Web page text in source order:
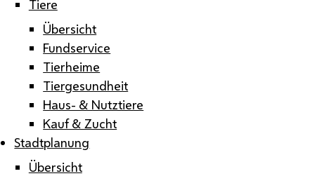
Tiere
Übersicht
Fundservice
Tierheime
Tiergesundheit
Haus- & Nutztiere
Kauf & Zucht
Stadtplanung
Übersicht